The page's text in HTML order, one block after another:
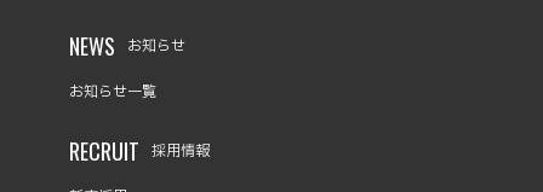
NEWS お知らせ
お知らせ一覧
RECRUIT 採用情報